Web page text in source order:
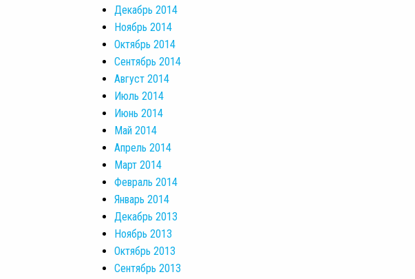
Декабрь 2014
Ноябрь 2014
Октябрь 2014
Сентябрь 2014
Август 2014
Июль 2014
Июнь 2014
Май 2014
Апрель 2014
Март 2014
Февраль 2014
Январь 2014
Декабрь 2013
Ноябрь 2013
Октябрь 2013
Сентябрь 2013